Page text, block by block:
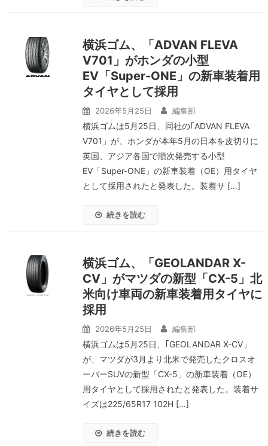
横浜ゴム、「ADVAN FLEVA
V701」がホンダの小型
EV「Super-ONE」の新車装着用
タイヤとして採用
2026年5月25日 編集部
横浜ゴムは5月25日、同社の｢ADVAN FLEVA
V701」が、ホンダが本年5月の日本を皮切りに
英国、アジア各国で順次発売する小型
EV「Super-ONE」の新車装着（OE）用タイヤ
として採用されたと発表した。装着サ […]
続きを読む
横浜ゴム、「GEOLANDAR X-
CV」がマツダの新型「CX-5」北
米向け車両の新車装着用タイヤに
採用
2026年5月25日 編集部
横浜ゴムは5月25日、｢GEOLANDAR X-CV」
が、マツダが3月より北米で発売したクロスオ
ーバーSUVの新型「CX-5」の新車装着（OE）
用タイヤとして採用されたと発表した。装着サ
イズは225/65R17 102H […]
続きを読む